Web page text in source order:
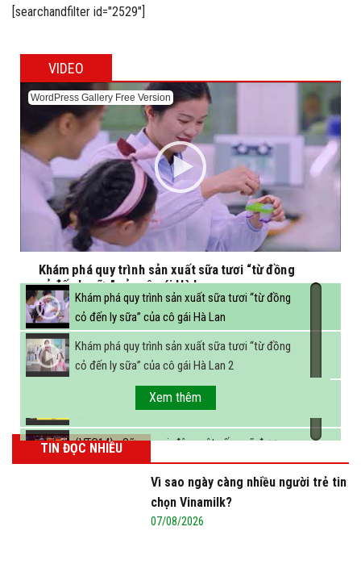
[searchandfilter id="2529"]
VIDEO
WordPress Gallery Free Version
Khám phá quy trình sản xuất sữa tươi “từ đồng
cỏ đến ly sữa” của cô gái Hà Lan
Khám phá quy trình sản xuất sữa tươi “từ đồng
cỏ đến ly sữa” của cô gái Hà Lan
Khám phá quy trình sản xuất sữa tươi “từ đồng
cỏ đến ly sữa” của cô gái Hà Lan 2
FBNC - Ngành sữa hướng tới mục tiêu 3,4 tỷ lít
sữa vào năm 2025
(VTC14) - Sữa ngoại, động vật sống sẽ được
miễn thuế nhập khẩu
Xem thêm
TIN ĐỌC NHIỀU
Vì sao ngày càng nhiều người trẻ tin
chọn Vinamilk?
07/08/2026